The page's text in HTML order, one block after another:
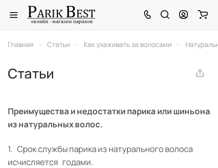
Главная – Статьи – Как ухаживать за волосами –
Статьи
Преимущества и недостатки парика или шиньона
из натуральных волос.
1. Срок службы парика из натурального волоса
исчисляется годами.